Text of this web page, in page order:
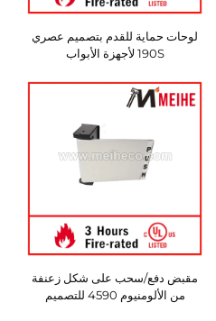
لوحات حماية للقدم بتصميم عصري
190S لأجهزة الأبواب
مقبض دفع/سحب على شكل زعنفة
من الألومنيوم 4590 للتصميم